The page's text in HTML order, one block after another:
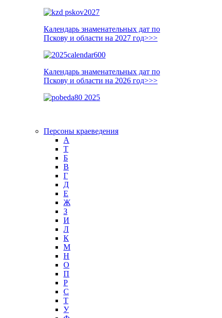
Календарь знаменательных дат по
Пскову и области на 2027 год>>>
Календарь знаменательных дат по
Пскову и области на 2026 год>>>
Персоны краеведения
А
T
Б
В
Г
Д
Е
Ж
З
И
Л
К
М
Н
О
П
Р
С
Т
У